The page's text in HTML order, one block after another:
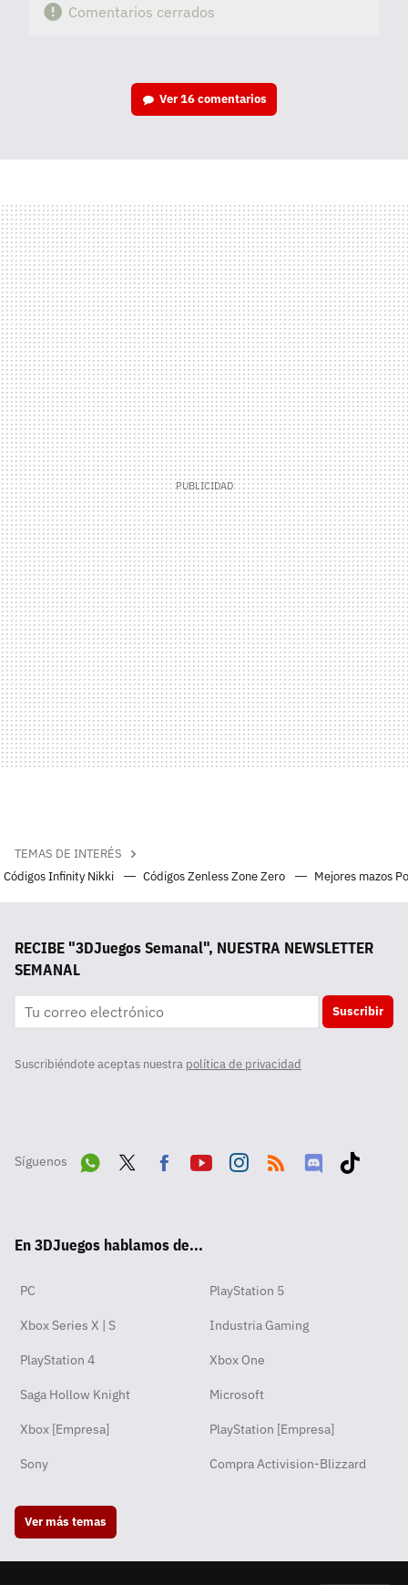
Comentarios cerrados
Ver16 comentarios
TEMAS DE INTERÉS
Códigos Infinity Nikki
Códigos Zenless Zone Zero Mejores mazos
RECIBE "3DJuegos Semanal", NUESTRA NEWSLETTER
SEMANAL
Suscribir
Suscribiéndote aceptas nuestra política de privacidad
Síguenos
pp
ok
En 3DJuegos hablamos de...
PC PlayStation 5
Xbox Series X | S Industria Gaming
PlayStation 4 Xbox One
Saga Hollow Knight Microsoft
Xbox [Empresa] PlayStation [Empresa]
Sony Compra Activision-Blizzard
Ver más temas